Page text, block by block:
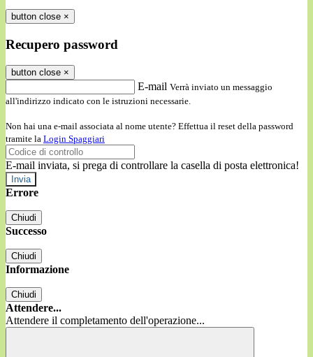
button close ×
Recupero password
button close ×
E-mail Verrà inviato un messaggio
all'indirizzo indicato con le istruzioni necessarie.
Non hai una e-mail associata al nome utente? Effettua il reset della password
tramite la Login Spaggiari
E-mail inviata, si prega di controllare la casella di posta elettronica!
Errore
Chiudi
Successo
Chiudi
Informazione
Chiudi
Attendere...
Attendere il completamento dell'operazione...